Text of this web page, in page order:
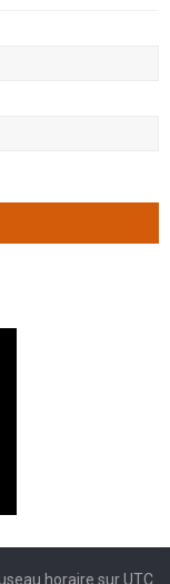
horaire surUTC